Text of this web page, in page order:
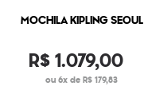
MOCHILA KIPLING SEOUL
R$1.079,00
ou 6x de R$ 179,83